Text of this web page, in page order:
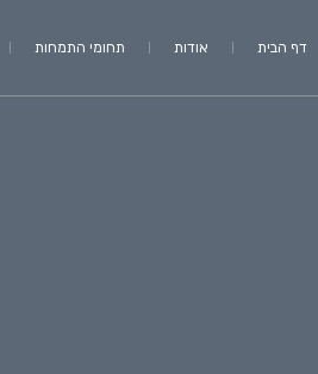
דף הבית אודות תחומי התמחות